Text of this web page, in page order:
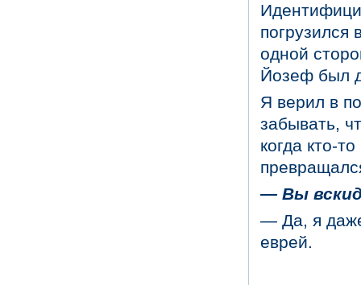
одной
Йозеф был
Я верил в
забывать,
когда кто-
— Вы
— Да, я
еврей.